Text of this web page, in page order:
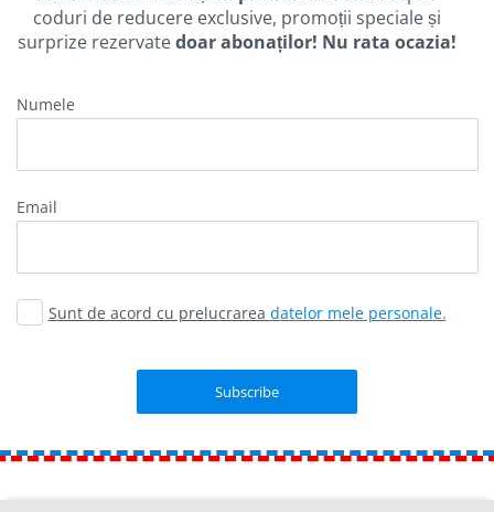
coduri de reducere exclusive, promoții speciale și
surprize rezervatedoar abonaților! Nu rata ocazia!
Numele
email
Sunt de acord cu prelucrarea datelor mele personale.